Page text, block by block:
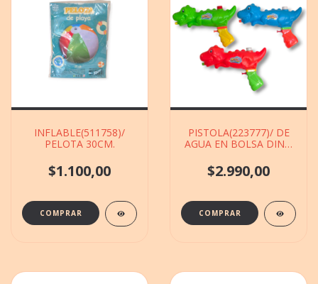
INFLABLE(511758)/
PELOTA 30CM.
$1.100,00
PISTOLA(223777)/ DE
AGUA EN BOLSA DINO
$2.990,00